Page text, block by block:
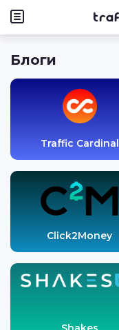
Блоги
Traffic Cardinal
Click2Money